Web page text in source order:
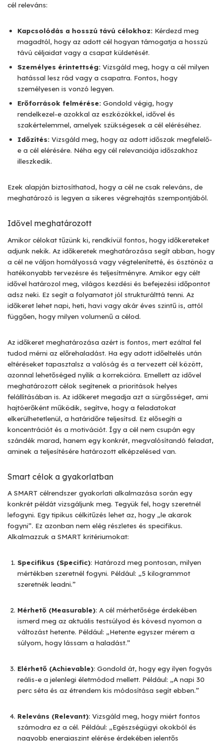
cél releváns:
Kapcsolódás a hosszú távú célokhoz: Kérdezd meg
magadtól, hogy az adott cél hogyan támogatja a hosszú
távú céljaidat vagy a csapat küldetését.
Személyes érintettség: Vizsgáld meg, hogy a cél milyen
hatással lesz rád vagy a csapatra. Fontos, hogy
személyesen is vonzó legyen.
Erőforrások felmérése: Gondold végig, hogy
rendelkezel-e azokkal az eszközökkel, idővel és
szakértelemmel, amelyek szükségesek a cél eléréséhez.
Időzítés: Vizsgáld meg, hogy az adott időszak megfelelő-
e a cél elérésére. Néha egy cél relevanciája időszakhoz
illeszkedik.
Ezek alapján biztosíthatod, hogy a cél ne csak releváns, de
meghatározó is legyen a sikeres végrehajtás szempontjából.
Idővel meghatározott
Amikor célokat tűzünk ki, rendkívül fontos, hogy időkereteket
adjunk nekik. Az időkeretek meghatározása segít abban, hogy
a cél ne váljon homályossá vagy végtelenítetté, és ösztönöz a
hatékonyabb tervezésre és teljesítményre. Amikor egy célt
idővel határozol meg, világos kezdési és befejezési időpontot
adsz neki. Ez segít a folyamatot jól strukturálttá tenni. Az
időkeret lehet napi, heti, havi vagy akár éves szintű is, attól
függően, hogy milyen volumenű a célod.
Az időkeret meghatározása azért is fontos, mert ezáltal fel
tudod mérni az előrehaladást. Ha egy adott időeltelés után
eltéréseket tapasztalsz a valóság és a tervezett cél között,
azonnal lehetőséged nyílik a korrekcióra. Emellett az idővel
meghatározott célok segítenek a prioritások helyes
felállításában is. Az időkeret megadja azt a sürgősséget, ami
hajtóerőként működik, segítve, hogy a feladatokat
elkerülhetetlenül, a határidőre teljesítsd. Ez elősegíti a
koncentrációt és a motivációt. Így a cél nem csupán egy
szándék marad, hanem egy konkrét, megvalósítandó feladat,
aminek a teljesítésére határozott elképzelésed van.
Smart célok a gyakorlatban
A SMART célrendszer gyakorlati alkalmazása során egy
konkrét példát vizsgáljunk meg. Tegyük fel, hogy szeretnél
lefogyni. Egy tipikus célkitűzés lehet az, hogy „le akarok
fogyni”. Ez azonban nem elég részletes és specifikus.
Alkalmazzuk a SMART kritériumokat:
Specifikus (Specific): Határozd meg pontosan, milyen
mértékben szeretnél fogyni. Például: „5 kilogrammot
szeretnék leadni.”
Mérhető (Measurable): A cél mérhetősége érdekében
ismerd meg az aktuális testsúlyod és kövesd nyomon a
változást hetente. Például: „Hetente egyszer mérem a
súlyom, hogy lássam a haladást.”
Elérhető (Achievable): Gondold át, hogy egy ilyen fogyás
reális-e a jelenlegi életmódod mellett. Például: „A napi 30
perc séta és az étrendem kis módosítása segít ebben.”
Releváns (Relevant): Vizsgáld meg, hogy miért fontos
számodra ez a cél. Például: „Egészségügyi okokból és
nagyobb energiaszint elérése érdekében jelentős